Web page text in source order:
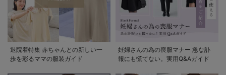
退院着特集 赤ちゃんとの新しい一
歩を彩るママの服装ガイド
妊婦さんの為の喪服マナー 急な訃
報にも慌てない。実用Q&Aガイド